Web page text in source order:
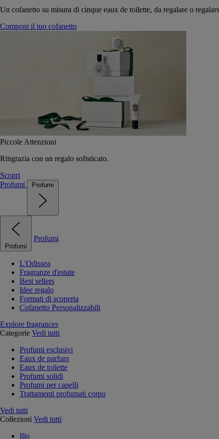
Un cofanetto su misura di cinque eaux de toilette, da regalare o
Componi il tuo cofanetto
Piccole Attenzioni
Ringrazia con un regalo sofisticato.
Scopri
Profumi
Profumi
Profumi
Profumi
L'Odissea
Fragranze d'estate
Best sellers
Idee regalo
Formati di scoperta
Cofanetto Personalizzabili
Explore fragrances
Categorie Vedi tutti
Profumi esclusivi
Eaux de parfum
Eaux de toilette
Profumi solidi
Profumi per capelli
Trattamenti profumati corpo
Vedi tutti
Collezioni Vedi tutti
Ilio